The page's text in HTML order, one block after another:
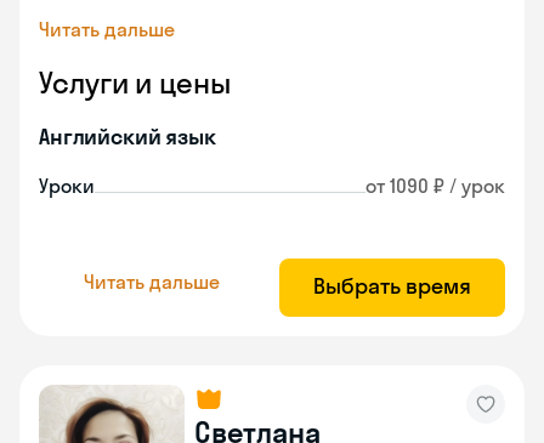
Читать дальше
Услуги и цены
Английский язык
Уроки от 1090 ₽ / урок
Читать дальше Выбрать время
Светлана